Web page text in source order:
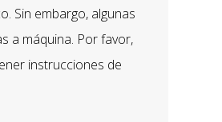
Sin embargo, algunas
a máquina. Por favor,
instrucciones de